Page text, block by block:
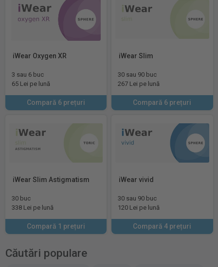
iWear Oxygen XR
3 sau 6 buc
65 Lei pe lună
Compară 6 prețuri
iWear Slim
30 sau 90 buc
267 Lei pe lună
Compară 6 prețuri
iWear Slim Astigmatism
30 buc
338 Lei pe lună
Compară 1 prețuri
iWear vivid
30 sau 90 buc
120 Lei pe lună
Compară 4 prețuri
Căutări populare